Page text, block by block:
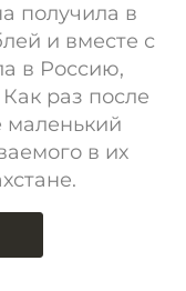
получила в
и вместе с
в Россию,
раз после
маленький
в их